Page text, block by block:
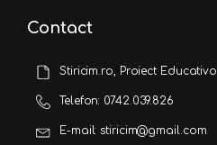
Contact
Stiricim.ro, Proiect Educativo
Telefon: 0742.039.826
E-mail: stiricim@gmail.com